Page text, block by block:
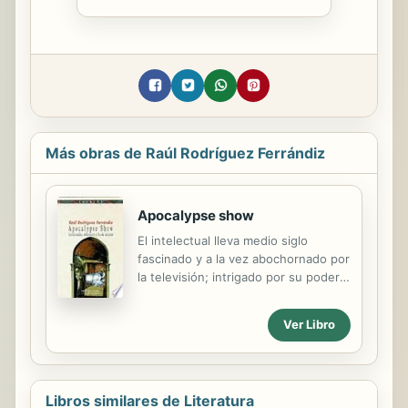
Más obras de Raúl Rodríguez Ferrándiz
Apocalypse show
El intelectual lleva medio siglo
fascinado y a la vez abochornado por
la televisión; intrigado por su poder
demás e irritado por esa influencia,
manipuladora para unos, modelo de
mal gusto e incivilidad para otros. La
imagen perdurable del intelectual de
pensador o la del lector, sino la del
Ver Libro
Libros similares de Literatura